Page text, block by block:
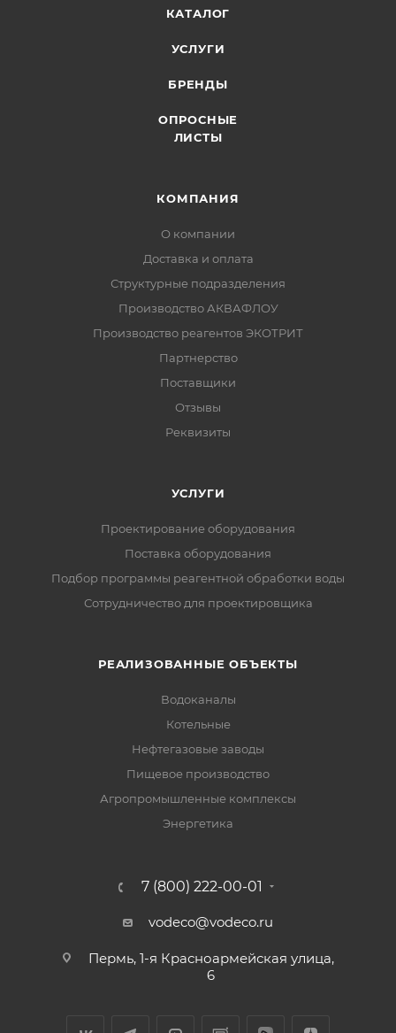
КАТАЛОГ
УСЛУГИ
БРЕНДЫ
ОПРОСНЫЕ
ЛИСТЫ
КОМПАНИЯ
О компании
Доставка и оплата
Структурные подразделения
Производство АКВАФЛОУ
Производство реагентов ЭКОТРИТ
Партнерство
Поставщики
Отзывы
Реквизиты
УСЛУГИ
Проектирование оборудования
Поставка оборудования
Подбор программы реагентной обработки воды
Сотрудничество для проектировщика
РЕАЛИЗОВАННЫЕ ОБЪЕКТЫ
Водоканалы
Котельные
Нефтегазовые заводы
Пищевое производство
Агропромышленные комплексы
Энергетика
7 (800) 222-00-01
vodeco@vodeco.ru
Пермь, 1-я Красноармейская улица,
6